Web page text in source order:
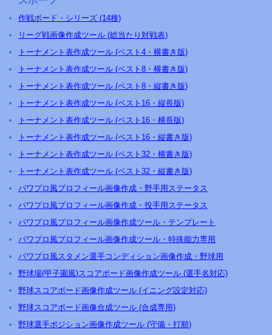
作戦ボード・シリーズ (14種)
リーグ戦画像作成ツール (総当たり対戦表)
トーナメント表作成ツール (ベスト4・横書き版)
トーナメント表作成ツール (ベスト8・横書き版)
トーナメント表作成ツール (ベスト8・縦書き版)
トーナメント表作成ツール (ベスト16・縦長版)
トーナメント表作成ツール (ベスト16・横長版)
トーナメント表作成ツール (ベスト16・縦書き版)
トーナメント表作成ツール (ベスト32・横書き版)
トーナメント表作成ツール (ベスト32・縦書き版)
パワプロ風プロフィール画像作成・野手用ステータス
パワプロ風プロフィール画像作成・投手用ステータス
パワプロ風プロフィール画像作成ツール・テンプレート
パワプロ風プロフィール画像作成ツール・特殊能力専用
パワプロ風スタメン選手コンディション画像作成・野球用
野球場(甲子園風)スコアボード画像作成ツール (選手名対応)
野球スコアボード画像作成ツール (イニング設定対応)
野球スコアボード画像合成ツール (合成専用)
野球選手ポジション画像作成ツール (守備・打順)